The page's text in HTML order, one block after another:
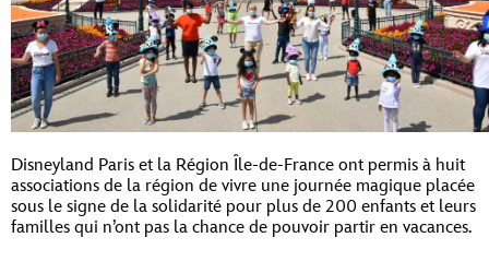
Disneyland Paris et la Région Île-de-France ont permis à huit
associations de la région de vivre une journée magique placée
sous le signe de la solidarité pour plus de 200 enfants et leurs
familles qui n’ont pas la chance de pouvoir partir en vacances.